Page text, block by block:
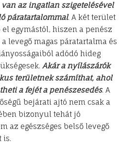
van az ingatlan szigetelésével
páratartalommal. A két terület
egymástól, hiszen a penész
levegő magas páratartalma és
adódó hideg
Akár a nyílászárók
területnek számíthat, ahol
a fejét a penészesedés. A
bejárati ajtó nem csak a
bizonyul tehát jó
az egészséges belső levegő
is.